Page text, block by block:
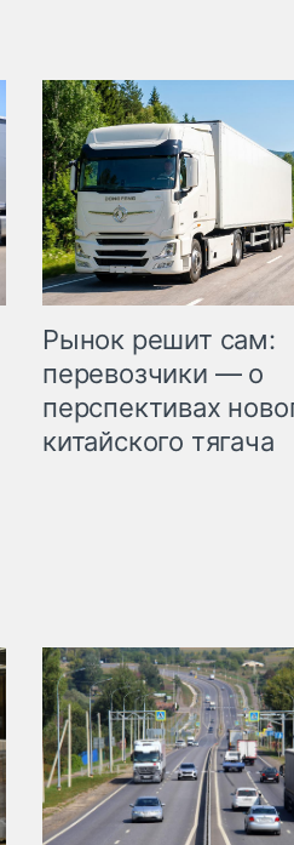
Рынок решит сам:
перевозчики — о
перспективах
китайского тягача